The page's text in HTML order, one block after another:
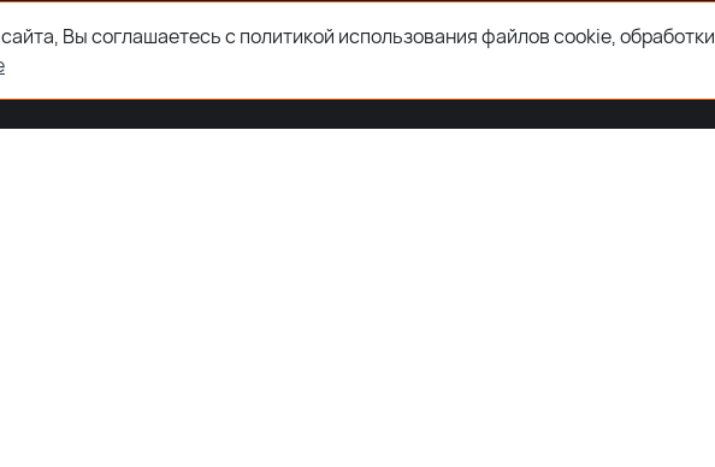
Вы соглашаетесь с политикой использования файлов cookie, обработки